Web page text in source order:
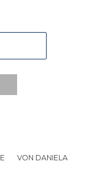
VON DANIELA